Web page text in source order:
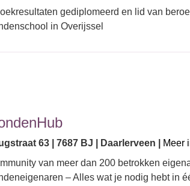
gediplomeerd en lid van
in Overijssel
63 | 7687 BJ | Daarlerveen |
Meer
van meer dan 200 betrokken
– Alles wat je nodig hebt in